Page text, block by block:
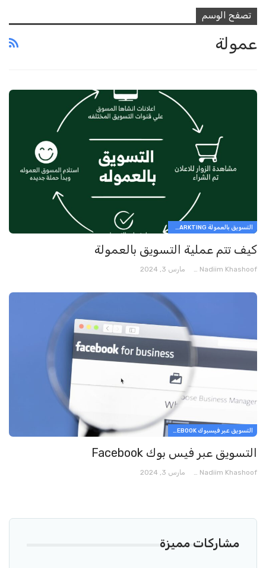
تصفح الوسم
عمولة
التسويق بالعمولة AFFILIATE MARKTING
كيف تتم عملية التسويق بالعمولة
Nadiim Khashoof مارس 3, 2024
التسويق عبر فيسبوك FACEBOOK
التسويق عبر فيس بوك Facebook
Nadiim Khashoof مارس 3, 2024
مشاركات مميزة